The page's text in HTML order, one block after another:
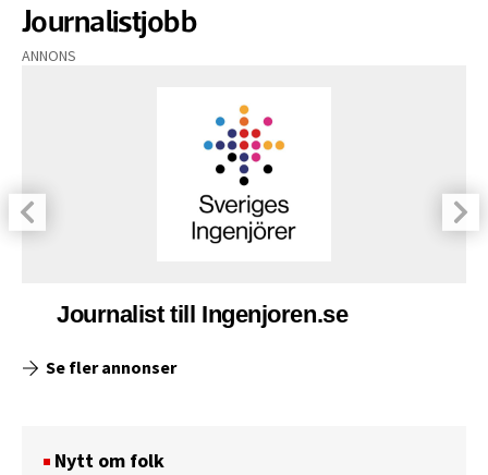
Journalistjobb
ANNONS
Journalist till Ingenjoren.se
Se fler annonser
Nytt om folk